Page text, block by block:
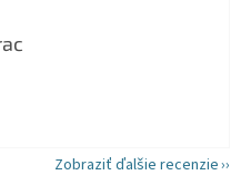
je 5 z 5 hviezdičiek.
Zobraziť ďalšie recenzie